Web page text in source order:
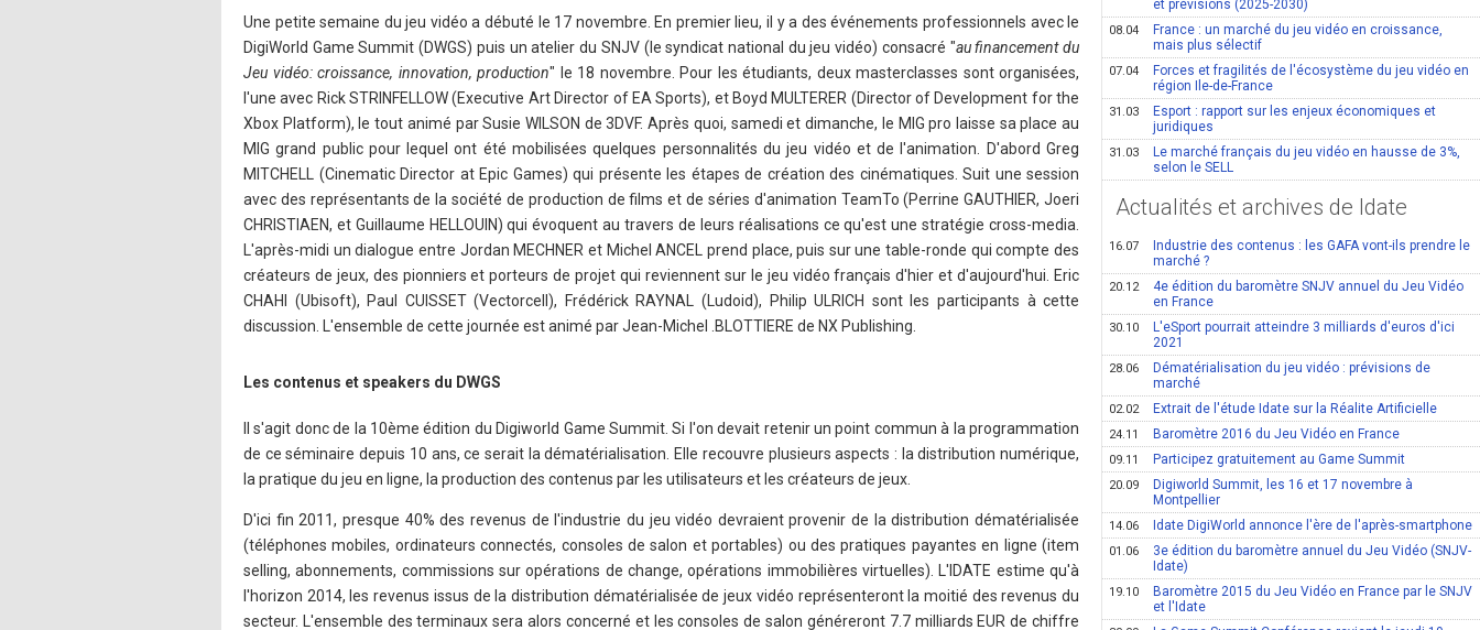
Une petite semaine du jeu vidéo a débuté le 17 novembre. En premier lieu, il y a des événements professionnels avec le
DigiWorld Game Summit (DWGS) puis un atelier du SNJV (le syndicat national du jeu vidéo) consacré "au financement du
Jeu vidéo: croissance, innovation, production" le 18 novembre. Pour les étudiants, deux masterclasses sont organisées,
l'une avec Rick STRINFELLOW (Executive Art Director of EA Sports), et Boyd MULTERER (Director of Development for the
Xbox Platform), le tout animé par Susie WILSON de 3DVF. Après quoi, samedi et dimanche, le MIG pro laisse sa place au
MIG grand public pour lequel ont été mobilisées quelques personnalités du jeu vidéo et de l'animation. D'abord Greg
MITCHELL (Cinematic Director at Epic Games) qui présente les étapes de création des cinématiques. Suit une session
avec des représentants de la société de production de films et de séries d'animation TeamTo (Perrine GAUTHIER, Joeri
CHRISTIAEN, et Guillaume HELLOUIN) qui évoquent au travers de leurs réalisations ce qu'est une stratégie cross-media.
L'après-midi un dialogue entre Jordan MECHNER et Michel ANCEL prend place, puis sur une table-ronde qui compte des
créateurs de jeux, des pionniers et porteurs de projet qui reviennent sur le jeu vidéo français d'hier et d'aujourd'hui. Eric
CHAHI (Ubisoft), Paul CUISSET (Vectorcell), Frédérick RAYNAL (Ludoid), Philip ULRICH sont les participants à cette
discussion. L'ensemble de cette journée est animé par Jean-Michel .BLOTTIERE de NX Publishing.
Les contenus et speakers du DWGS
Il s'agit donc de la 10ème édition du Digiworld Game Summit. Si l'on devait retenir un point commun à la programmation
de ce séminaire depuis 10 ans, ce serait la dématérialisation. Elle recouvre plusieurs aspects : la distribution numérique,
la pratique du jeu en ligne, la production des contenus par les utilisateurs et les créateurs de jeux.
D'ici fin 2011, presque 40% des revenus de l'industrie du jeu vidéo devraient provenir de la distribution dématérialisée
(téléphones mobiles, ordinateurs connectés, consoles de salon et portables) ou des pratiques payantes en ligne (item
selling, abonnements, commissions sur opérations de change, opérations immobilières virtuelles). L'IDATE estime qu'à
l'horizon 2014, les revenus issus de la distribution dématérialisée de jeux vidéo représenteront la moitié des revenus du
secteur. L'ensemble des terminaux sera alors concerné et les consoles de salon généreront 7.7 milliards EUR de chiffre
et prévisions (2025-2030)
08.04
France : un marché du jeu vidéo en croissance,
mais plus sélectif
07.04
Forces et fragilités de l'écosystème du jeu vidéo en
région Ile-de-France
31.03
Esport : rapport sur les enjeux économiques et
juridiques
31.03
Le marché français du jeu vidéo en hausse de 3%,
selon le SELL
Actualités et archives de Idate
16.07
Industrie des contenus : les GAFA vont-ils prendre le
marché ?
20.12
4e édition du baromètre SNJV annuel du Jeu Vidéo
en France
30.10
L'eSport pourrait atteindre 3 milliards d'euros d'ici
2021
28.06
Dématérialisation du jeu vidéo : prévisions de
marché
02.02 Extrait de l'étude Idate sur la Réalite Artificielle
24.11 Baromètre 2016 du Jeu Vidéo en France
09.11 Participez gratuitement au Game Summit
20.09
Digiworld Summit, les 16 et 17 novembre à
Montpellier
14.06 Idate DigiWorld annonce l'ère de l'après-smartphone
01.06
3e édition du baromètre annuel du Jeu Vidéo (SNJV-
Idate)
19.10
Baromètre 2015 du Jeu Vidéo en France par le SNJV
et l'Idate